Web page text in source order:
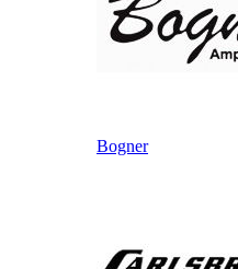
Bogner